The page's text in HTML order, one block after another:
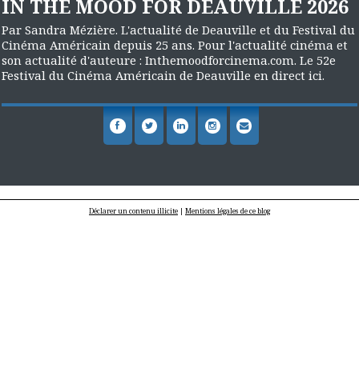
IN THE MOOD FOR DEAUVILLE 2026
Par Sandra Mézière. L'actualité de Deauville et du Festival du
Cinéma Américain depuis 25 ans. Pour l'actualité cinéma et
son actualité d'auteure : Inthemoodforcinema.com. Le 52e
Festival du Cinéma Américain de Deauville en direct ici.
Déclarer un contenu illicite | Mentions légales de ce blog